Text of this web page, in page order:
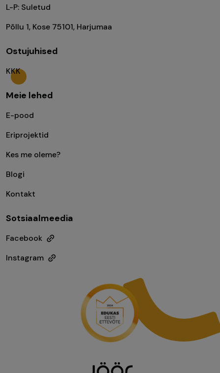
L-P: Suletud
Põllu 1, Kose 75101, Harjumaa
Ostujuhised
KKK
Meie lehed
E-pood
Eriprojektid
Kes me oleme?
Blogi
Kontakt
Sotsiaalmeedia
Facebook
Instagram